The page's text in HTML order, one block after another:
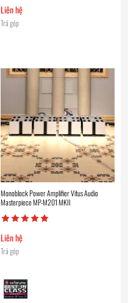
Liên hệ
Trả góp
Monoblock Power Amplifier Vitus Audio
Masterpiece MP-M201 MKII
Liên hệ
Trả góp